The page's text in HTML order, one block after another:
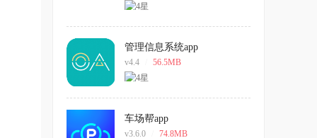
管理信息系统app
v4.4 56.5MB
车场帮app
v3.6.0 74.8MB